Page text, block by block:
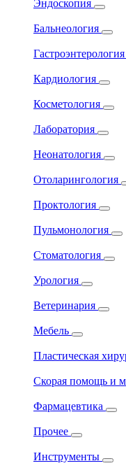
Эндоскопия
Бальнеология
Гастроэнтерология
Кардиология
Косметология
Лаборатория
Неонатология
Отоларингология
Проктология
Пульмонология
Стоматология
Урология
Ветеринария
Мебель
Пластическая
Скорая помощь и
Фармацевтика
Прочее
Инструменты